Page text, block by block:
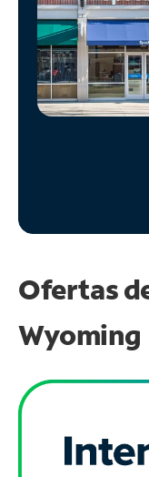
Administrar
cuenta
Encuentra
una
tienda
Ofertas
Wyoming